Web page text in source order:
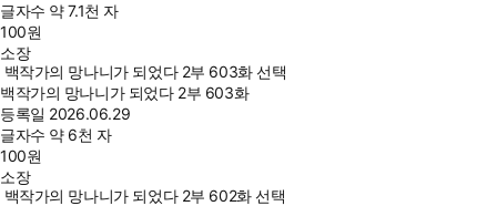
글자수 약 7.1천 자
100원
소장
백작가의 망나니가 되었다 2부 603화 선택
백작가의 망나니가 되었다 2부 603화
등록일 2026.06.29
글자수 약 6천 자
100원
소장
백작가의 망나니가 되었다 2부 602화 선택